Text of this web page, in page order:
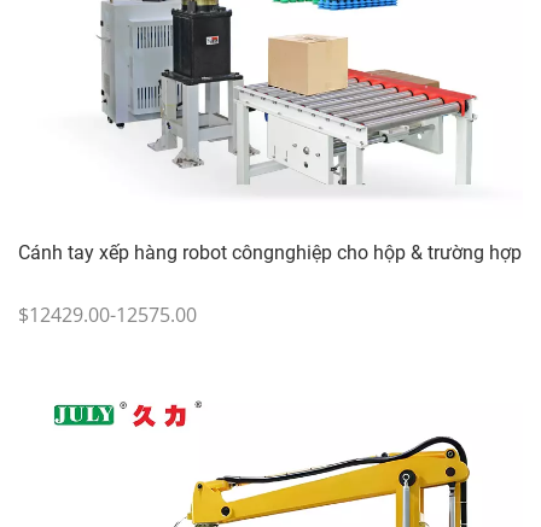
Cánh tay xếp hàng robot côngnghiệp cho hộp & trường hợp
$12429.00-12575.00